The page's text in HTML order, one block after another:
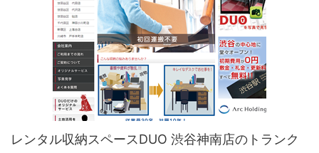
レンタル収納スペースDUO 渋谷神南店のトランク